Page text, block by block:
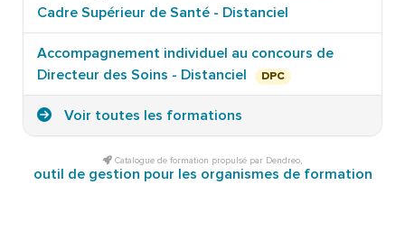
Cadre Supérieur de Santé - Distanciel
Accompagnement individuel au concours de
Directeur des Soins - Distanciel
DPC
Voir toutes les formations
Catalogue de formation propulsé par Dendreo,
outil de gestion pour les organismes de formation